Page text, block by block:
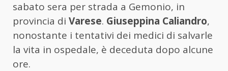
sabato sera per strada a Gemonio, in
provincia di Varese. Giuseppina Caliandro,
nonostante i tentativi dei medici di salvarle
la vita in ospedale, è deceduta dopo alcune
ore.